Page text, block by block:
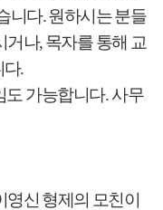
니다.원하시는 분들
거나,목자를 통해 교
다.
도 가능합니다.사무
영신 형제의 모친이